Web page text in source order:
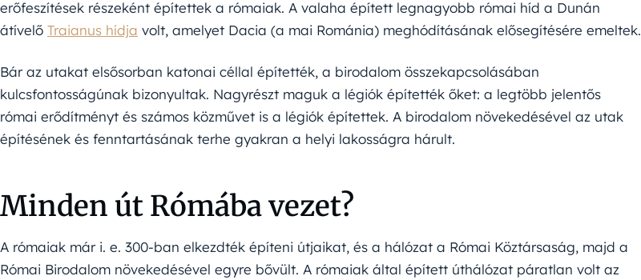
erőfeszítések részeként építettek a rómaiak. A valaha épített legnagyobb római híd a Dunán
átívelő Traianus hídja volt, amelyet Dacia (a mai Románia) meghódításának elősegítésére emeltek.
Bár az utakat elsősorban katonai céllal építették, a birodalom összekapcsolásában
kulcsfontosságúnak bizonyultak. Nagyrészt maguk a légiók építették őket: a legtöbb jelentős
római erődítményt és számos közművet is a légiók építettek. A birodalom növekedésével az utak
építésének és fenntartásának terhe gyakran a helyi lakosságra hárult.
Minden út Rómába vezet?
A rómaiak már i. e. 300-ban elkezdték építeni útjaikat, és a hálózat a Római Köztársaság, majd a
Római Birodalom növekedésével egyre bővült. A rómaiak által épített úthálózat páratlan volt az